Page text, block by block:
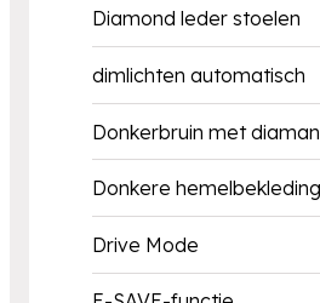
Diamond leder stoelen
dimlichten automatisch
Donkerbruin met
Donkere
Drive Mode